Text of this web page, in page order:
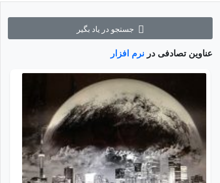
جستجو در یاد بگیر
عناوین تصادفی در نرم افزار